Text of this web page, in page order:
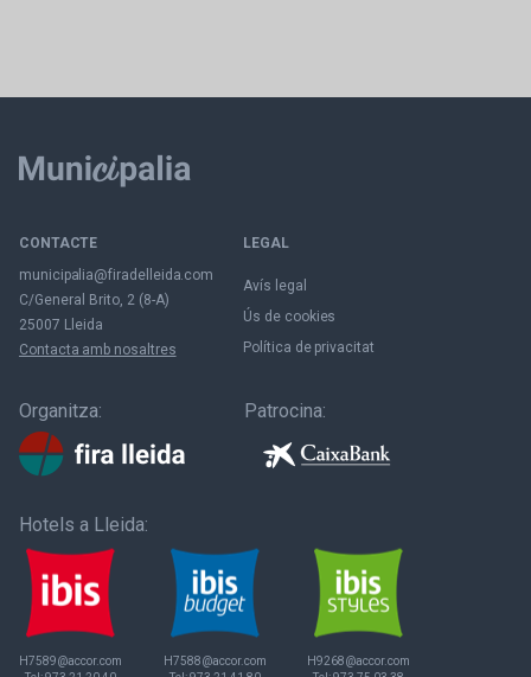
CONTACTE
municipalia@firadelleida.com
C/General Brito, 2 (8-A)
25007 Lleida
Contacta amb nosaltres
LEGAL
Avís legal
Ús de cookies
Política de privacitat
Organitza: Patrocina:
Hotels a Lleida:
H7589@accor.com
H7588@accor.com
H9268@accor.com